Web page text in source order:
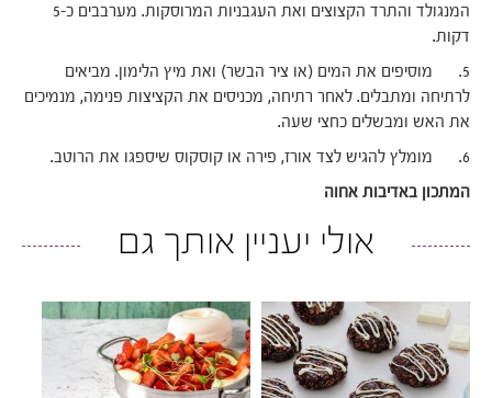
המנגולד והתרד הקצוצים ואת העגבניות המרוסקות. מערבבים כ-5
דקות.
5. מוסיפים את המים (או ציר הבשר) ואת מיץ הלימון. מביאים
לרתיחה ומתבלים. לאחר רתיחה, מכניסים את הקציצות פנימה, מנמיכים
את האש ומבשלים כחצי שעה.
6. מומלץ להגיש לצד אורז, פירה או קוסקוס שיספגו את הרוטב.
המתכון באדיבות אחוה
אולי יעניין אותך גם